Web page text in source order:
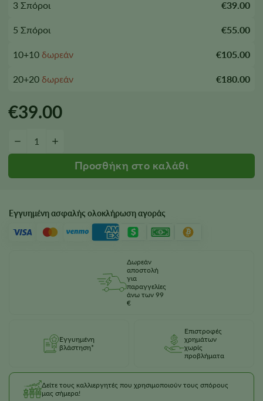
3 Σπόροι €39.00
5 Σπόροι €55.00
10+10 δωρεάν €105.00
20+20 δωρεάν €180.00
€39.00
−
Εγγυημένη ασφαλής ολοκλήρωση αγοράς
Δωρεάν
αποστολή
για
παραγγελίες
άνω των 99
€
Εγγυημένη
βλάστηση*
Επιστροφές
χρημάτων
χωρίς
προβλήματα
Δείτε τους καλλιεργητές που χρησιμοποιούν τους σπόρους
μας σήμερα!